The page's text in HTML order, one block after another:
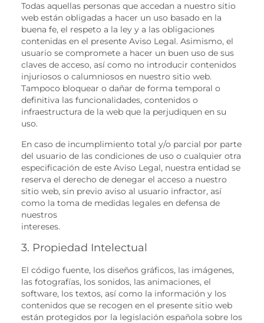
Todas aquellas personas que accedan a nuestro sitio
web están obligadas a hacer un uso basado en la
buena fe, el respeto a la ley y a las obligaciones
contenidas en el presente Aviso Legal. Asimismo, el
usuario se compromete a hacer un buen uso de sus
claves de acceso, así como no introducir contenidos
injuriosos o calumniosos en nuestro sitio web.
Tampoco bloquear o dañar de forma temporal o
definitiva las funcionalidades, contenidos o
infraestructura de la web que la perjudiquen en su
uso.
En caso de incumplimiento total y/o parcial por parte
del usuario de las condiciones de uso o cualquier otra
especificación de este Aviso Legal, nuestra entidad se
reserva el derecho de denegar el acceso a nuestro
sitio web, sin previo aviso al usuario infractor, así
como la toma de medidas legales en defensa de
nuestros
intereses.
3. Propiedad Intelectual
El código fuente, los diseños gráficos, las imágenes,
las fotografías, los sonidos, las animaciones, el
software, los textos, así como la información y los
contenidos que se recogen en el presente sitio web
están protegidos por la legislación española sobre los